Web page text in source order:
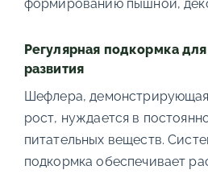
формированию пышной,
Регулярная подкормка
развития
Шефлера,
рост, нуждается в
питательных веществ.
подкормка обеспечивает